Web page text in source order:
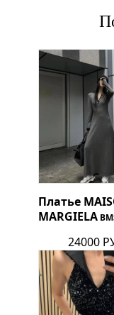
Платье
MARGIELA
24000